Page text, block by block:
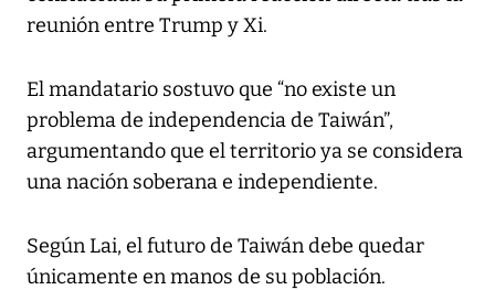
reunión entre Trump y Xi.
El mandatario sostuvo que “no existe un
problema de independencia de Taiwán”,
argumentando que el territorio ya se considera
una nación soberana e independiente.
Según Lai, el futuro de Taiwán debe quedar
únicamente en manos de su población.